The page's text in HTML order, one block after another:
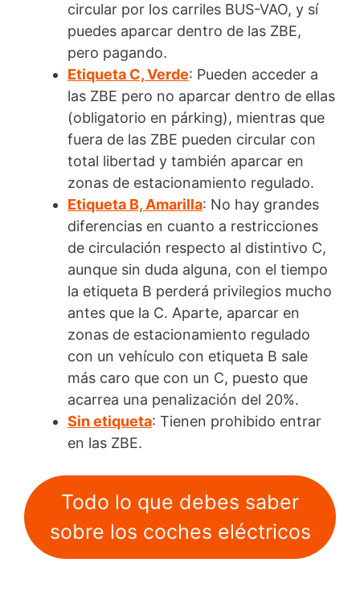
circular por los carriles BUS-VAO, y sí
puedes aparcar dentro de las ZBE,
pero pagando.
Etiqueta C, Verde: Pueden acceder a
las ZBE pero no aparcar dentro de ellas
(obligatorio en párking), mientras que
fuera de las ZBE pueden circular con
total libertad y también aparcar en
zonas de estacionamiento regulado.
Etiqueta B, Amarilla: No hay grandes
diferencias en cuanto a restricciones
de circulación respecto al distintivo C,
aunque sin duda alguna, con el tiempo
la etiqueta B perderá privilegios mucho
antes que la C. Aparte, aparcar en
zonas de estacionamiento regulado
con un vehículo con etiqueta B sale
más caro que con un C, puesto que
acarrea una penalización del 20%.
Sin etiqueta: Tienen prohibido entrar
en las ZBE.
Todo lo que debes saber
sobre los coches eléctricos